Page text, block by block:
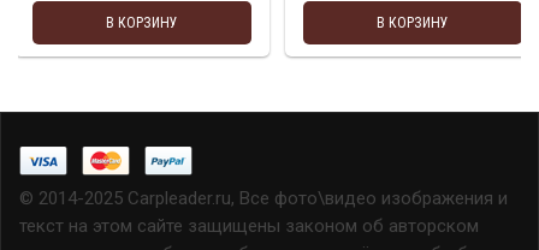
В КОРЗИНУ В КОРЗИНУ
© 2014-2025 Carpleader.ru, Все фото\видео изображения и
текст на этом сайте защищены законом об авторском